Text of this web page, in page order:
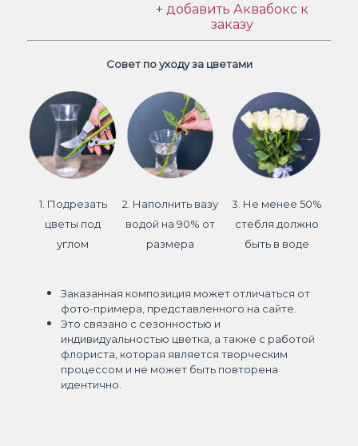
+ добавить Аквабокс к
заказу
Совет по уходу за цветами
1. Подрезать
цветы под
углом
2. Наполнить вазу
водой на 90% от
размера
3. Не менее 50%
стебля должно
быть в воде
Заказанная композиция может отличаться от
фото-примера, представленного на сайте.
Это связано с сезонностью и
индивидуальностью цветка, а также с работой
флориста, которая является творческим
процессом и не может быть повторена
идентично.